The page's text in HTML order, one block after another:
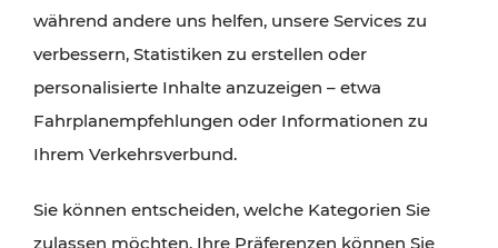
während andere uns helfen, unsere Services zu
verbessern, Statistiken zu erstellen oder
personalisierte Inhalte anzuzeigen – etwa
Fahrplanempfehlungen oder Informationen zu
Ihrem Verkehrsverbund.
Sie können entscheiden, welche Kategorien Sie
zulassen möchten. Ihre Präferenzen können Sie